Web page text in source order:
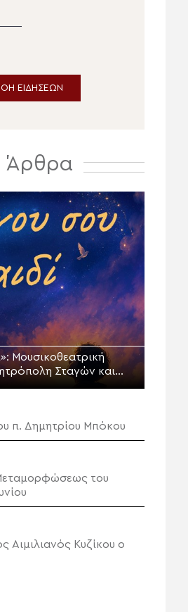
ΕΙΔΗΣΕΩΝ
Άρθρα
Μουσικοθεατρική
Σταγών και
π. Δημητρίου Μπόκου
του
Αιμιλιανός Κυζίκου ο